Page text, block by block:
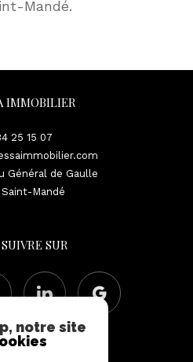
Mandé.
IMMOBILIER
25 15 07
Général de Gaulle
Saint-Mandé
SUR
notre site